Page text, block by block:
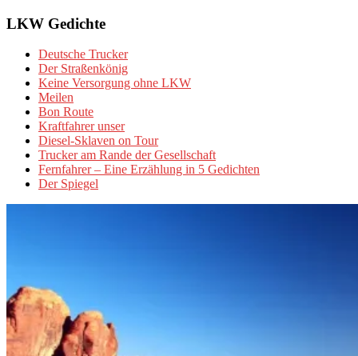
LKW Gedichte
Deutsche Trucker
Der Straßenkönig
Keine Versorgung ohne LKW
Meilen
Bon Route
Kraftfahrer unser
Diesel-Sklaven on Tour
Trucker am Rande der Gesellschaft
Fernfahrer – Eine Erzählung in 5 Gedichten
Der Spiegel